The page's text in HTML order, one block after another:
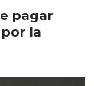
pagar
la